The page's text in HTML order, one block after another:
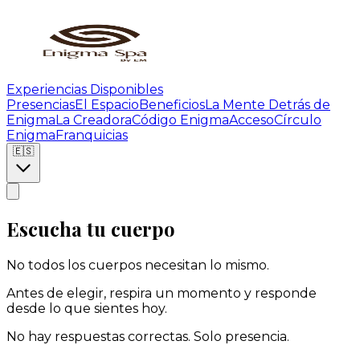
Experiencias Disponibles
PresenciasEl EspacioBeneficiosLa Mente Detrás de
EnigmaLa CreadoraCódigo EnigmaAccesoCírculo
EnigmaFranquicias
🇪🇸
Escucha tu cuerpo
No todos los cuerpos necesitan lo mismo.
Antes de elegir, respira un momento y responde
desde lo que sientes hoy.
No hay respuestas correctas. Solo presencia.